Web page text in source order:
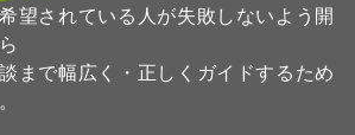
望されている人が失敗しないよう開
まで幅広く・正しくガイドするため